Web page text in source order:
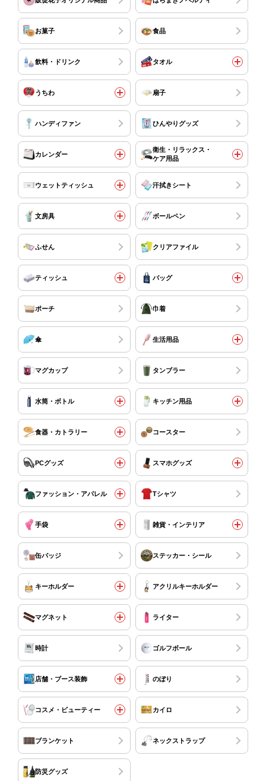
お菓子 食品
飲料・ドリンク タオル
うちわ 扇子
ハンディファン ひんやりグッズ
カレンダー
衛生・リラックス・
ケア用品
ウェットティッシュ 汗拭きシート
文房具 ボールペン
ふせん クリアファイル
ティッシュ バッグ
ポーチ 巾着
傘 生活用品
マグカップ タンブラー
水筒・ボトル キッチン用品
食器・カトラリー コースター
PCグッズ スマホグッズ
ファッション・アパレル Tシャツ
手袋 雑貨・インテリア
缶バッジ ステッカー・シール
キーホルダー アクリルキーホルダー
マグネット ライター
時計 ゴルフボール
店舗・ブース装飾 のぼり
コスメ・ビューティー カイロ
ブランケット ネックストラップ
防災グッズ